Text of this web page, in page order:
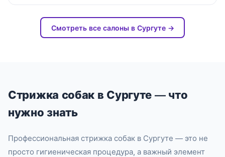
Смотреть все салоны в Сургуте →
Стрижка собак в Сургуте — что
нужно знать
Профессиональная стрижка собак в Сургуте — это не
просто гигиеническая процедура, а важный элемент